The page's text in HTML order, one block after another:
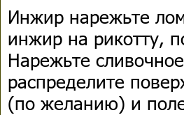
Инжир нарежьте
инжир на рикотту,
Нарежьте
распределите
(по желанию) и